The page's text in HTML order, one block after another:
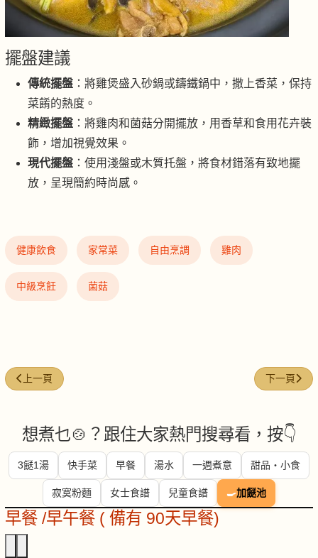
擺盤建議
傳統擺盤 ：將雞煲盛入砂鍋或鑄鐵鍋中，撒上香菜，保持
菜餚的熱度。
精緻擺盤 ：將雞肉和菌菇分開擺放，用香草和食用花卉裝
飾，增加視覺效果。
現代擺盤 ：使用淺盤或木質托盤，將食材錯落有致地擺
放，呈現簡約時尚感。
健康飲食 家常菜 自由烹調 雞肉
中級烹飪 菌菇
上一篇文章: 慢煎誘人雞翼
上一頁 下一篇文章
下一頁
想煮乜🍲？跟住大家熱門搜尋看，按👇
3餸1湯 快手菜 早餐 湯水 一週煮意 甜品・小食
寂寞粉麵 女士食譜 兒童食譜 🍳加餸池
早餐 /早午餐 ( 備有 90天早餐)